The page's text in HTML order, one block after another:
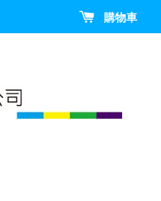
購物車